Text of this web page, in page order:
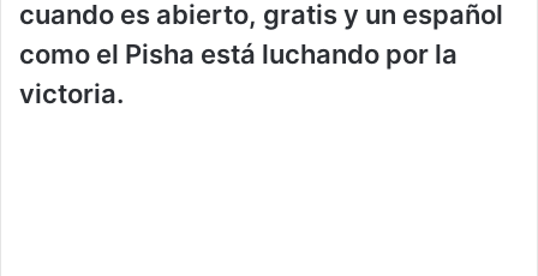
cuando es abierto, gratis y un español
como el Pisha está luchando por la
victoria.